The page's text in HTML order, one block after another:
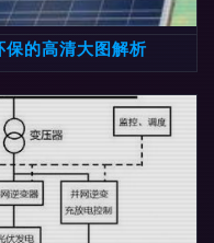
的高清大图解析